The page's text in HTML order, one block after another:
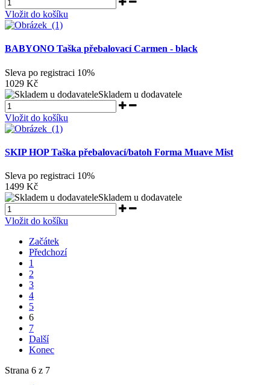
Vložit do košíku
BABYONO Taška přebalovací Carmen - black
Sleva po registraci 10%
1029 Kč
Skladem u dodavatele
Vložit do košíku
SKIP HOP Taška přebalovací/batoh Forma Muave Mist
Sleva po registraci 10%
1499 Kč
Skladem u dodavatele
Vložit do košíku
Začátek
Předchozí
1
2
3
4
5
6
7
Další
Konec
Strana 6 z 7